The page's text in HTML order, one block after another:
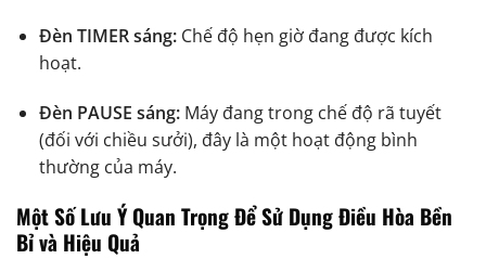
Đèn TIMER sáng:Chế độ hẹn giờ đang được kích
hoạt.
Đèn PAUSE sáng:Máy đang trong chế độ rã tuyết
(đối với chiều sưởi), đây là một hoạt động bình
thường của máy.
Một Số Lưu Ý Quan Trọng Để Sử Dụng Điều Hòa Bền
Bỉ và Hiệu Quả